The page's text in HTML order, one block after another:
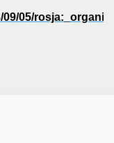
05/